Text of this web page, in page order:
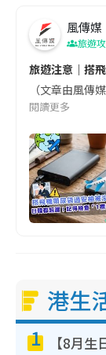
風傳媒
旅遊
旅遊注意｜搭
（文章由風
閱讀更多
港生
1